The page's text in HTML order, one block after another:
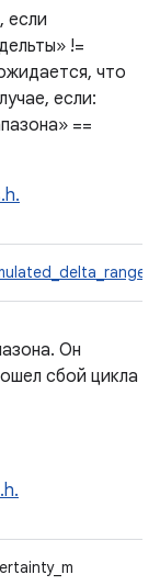
если
!=
что
если:
==
Он
сбой цикла